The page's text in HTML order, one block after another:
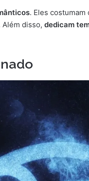
. Eles
disso, dedicam